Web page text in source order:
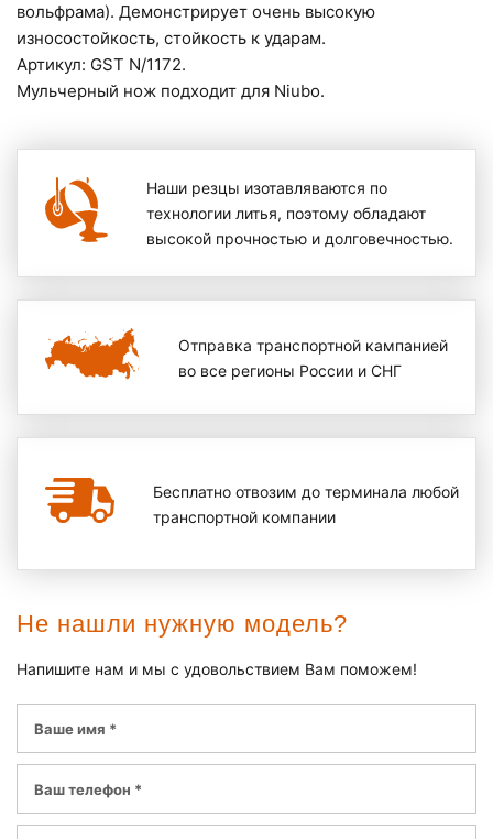
вольфрама). Демонстрирует очень высокую
износостойкость, стойкость к ударам.
Артикул: GST N/1172.
Мульчерный нож подходит для Niubo.
Наши резцы изотавляваются по
технологии литья, поэтому обладают
высокой прочностью и долговечностью.
Отправка транспортной кампанией
во все регионы России и СНГ
Бесплатно отвозим до терминала любой
транспортной компании
Не нашли нужную модель?
Напишите нам и мы с удовольствием Вам поможем!